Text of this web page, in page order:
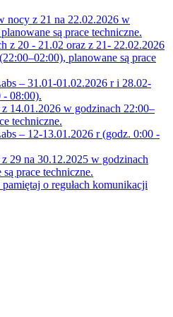
nocy z 21 na 22.02.2026 w
są prace techniczne.
z 20 - 21.02 oraz z 21- 22.02.2026
planowane są prace
– 31.01-01.02.2026 r i 28.02-
- 08:00).
14.01.2026 w godzinach 22:00–
techniczne.
– 12-13.01.2026 r (godz. 0:00 -
29 na 30.12.2025 w godzinach
prace techniczne.
o regułach komunikacji